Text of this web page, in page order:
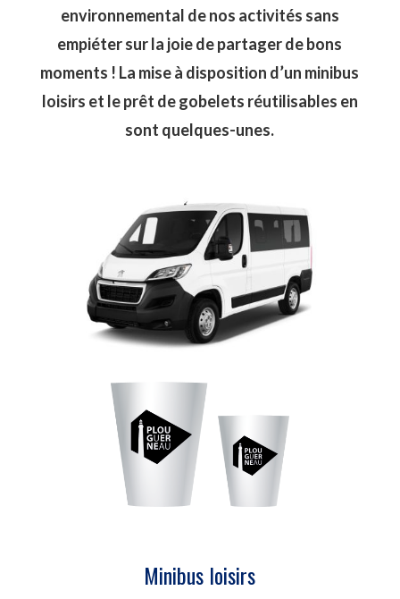
environnemental de nos activités sans
empiéter sur la joie de partager de bons
moments ! La mise à disposition d’un minibus
loisirs et le prêt de gobelets réutilisables en
sont quelques-unes.
Minibus loisirs